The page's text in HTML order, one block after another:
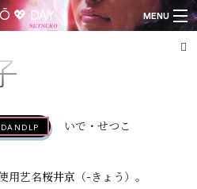
💖 DAY MENU
いで・せつこ
用艺名桜井京 （-きょう）。